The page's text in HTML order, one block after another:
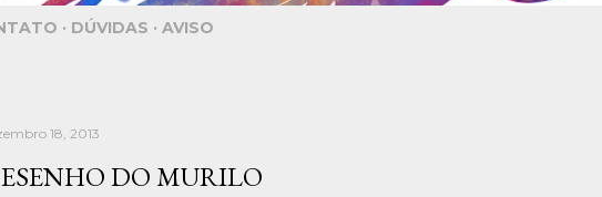
DÚVIDAS AVISO
18, 2013
DO MURILO